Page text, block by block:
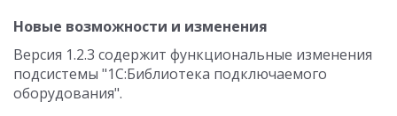
Новые возможности и изменения
Версия 1.2.3 содержит функциональные изменения
подсистемы "1С:Библиотека подключаемого
оборудования".